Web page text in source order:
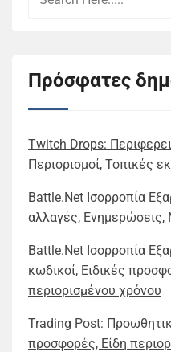
Πρόσφατες
Twitch Drops:
Περιορισμοί, Τοπικές
Battle.Net Ισορροπία
αλλαγές, Ενημερώσεις,
Battle.Net Ισορροπία
κωδικοί, Ειδικές
περιορισμένου χρόνου
Trading Post:
προσφορές, Είδη